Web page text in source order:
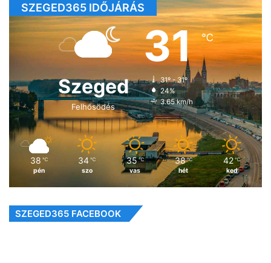
SZEGED365 IDŐJÁRÁS
Szeged
Felhősödés
31℃
31º - 31º
24%
3.65 km/h
38 ℃
pén
34 ℃
szo
35 ℃
vas
38 ℃
hét
42 ℃
ked
SZEGED365 FACEBOOK